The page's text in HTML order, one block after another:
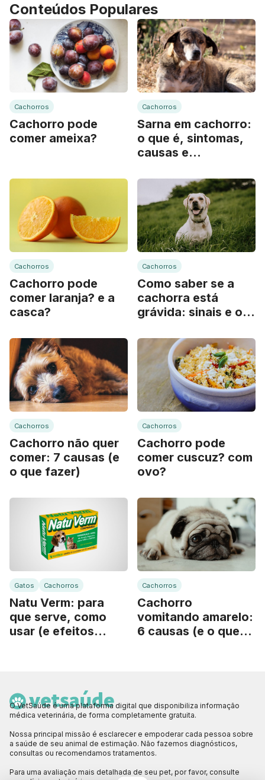
Conteúdos Populares
Cachorros
Cachorro pode
comer ameixa?
Cachorros
Sarna em cachorro:
o que é, sintomas,
causas e
Cachorros
Cachorro pode
comer laranja? e a
casca?
Cachorros
Como saber se a
cachorra está
grávida: sinais e o
Cachorros
Cachorro não quer
comer: 7 causas (e
o que fazer)
Cachorros
Cachorro pode
comer cuscuz? com
ovo?
Gatos Cachorros
Natu Verm: para
que serve, como
usar (e efeitos
Cachorros
Cachorro
vomitando amarelo:
6 causas (e o que
O VetSaúde é uma plataforma digital que disponibiliza informação
médica veterinária, de forma completamente gratuita.
Nossa principal missão é esclarecer e empoderar cada pessoa sobre
a saúde de seu animal de estimação. Não fazemos diagnósticos,
consultas ou recomendamos tratamentos.
Para uma avaliação mais detalhada de seu pet, por favor, consulte